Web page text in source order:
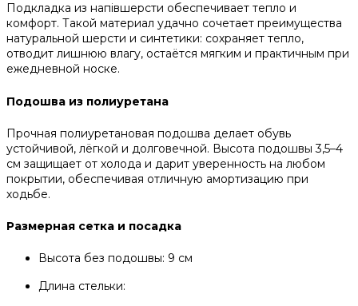
Подкладка из напівшерсти обеспечивает тепло и
комфорт. Такой материал удачно сочетает преимущества
натуральной шерсти и синтетики: сохраняет тепло,
отводит лишнюю влагу, остаётся мягким и практичным при
ежедневной носке.
Подошва из полиуретана
Прочная полиуретановая подошва делает обувь
устойчивой, лёгкой и долговечной. Высота подошвы 3,5–4
см защищает от холода и дарит уверенность на любом
покрытии, обеспечивая отличную амортизацию при
ходьбе.
Размерная сетка и посадка
Высота без подошвы: 9 см
Длина стельки: